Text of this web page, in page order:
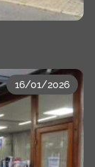
16/01/2026